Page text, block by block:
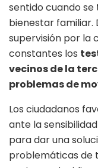
sentido cuando
bienestar familiar.
supervisión por la
constantes los
vecinos de la
problemas de
Los ciudadanos
ante la
para dar una
problemáticas de